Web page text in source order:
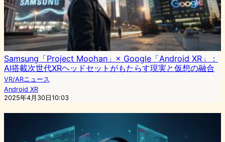
Samsung「Project Moohan」× Google「Android XR」：
AI搭載次世代XRヘッドセットがもたらす現実と仮想の融合
VR/ARニュース
Android XR
2025年4月30日10:03